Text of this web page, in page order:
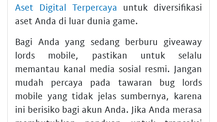
Aset Digital Terpercaya untuk diversifikasi
aset Anda di luar dunia game.
Bagi Anda yang sedang berburu giveaway
lords mobile, pastikan untuk selalu
memantau kanal media sosial resmi. Jangan
mudah percaya pada tawaran bug lords
mobile yang tidak jelas sumbernya, karena
ini berisiko bagi akun Anda. Jika Anda merasa